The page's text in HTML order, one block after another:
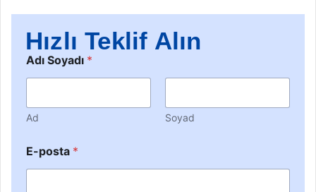
Hızlı Teklif Alın
Adı Soyadı *
Ad Soyad
E-posta *